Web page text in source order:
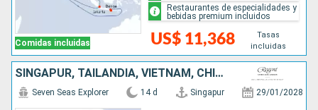
Comidas incluidas US$ 11,368
Tasas
incluidas
Restaurantes de especialidades y
bebidas premium incluidos
SINGAPUR, TAILANDIA, VIETNAM, CHINA, TAIWÁN
Seven Seas Explorer 14 d Singapur 29/01/2028